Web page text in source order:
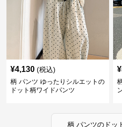
¥4,130 (税込)
柄 パンツ ゆったりシルエットの
ドット柄ワイドパンツ
¥
柄 パンツのドッ